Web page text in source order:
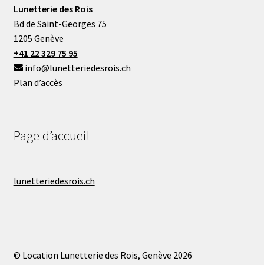
Lunetterie des Rois
Bd de Saint-Georges 75
1205 Genève
+41 22 329 75 95
info@lunetteriedesrois.ch
Plan d’accès
Page d’accueil
lunetteriedesrois.ch
© Location Lunetterie des Rois, Genève 2026